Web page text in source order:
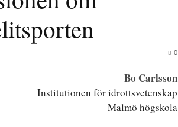
0
Bo Carlsson
Institutionen för idrottsvetenskap
Malmö högskola